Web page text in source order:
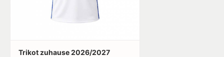
Trikot zuhause 2026/2027